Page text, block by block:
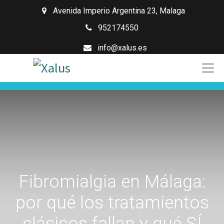
Avenida Imperio Argentina 23, Malaga
952174550
info@xalus.es
Fibromialgia en Málaga:
por qué los tratamientos